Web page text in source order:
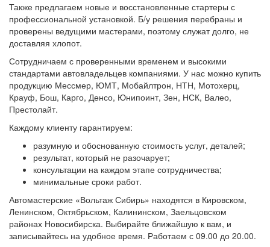
Также предлагаем новые и восстановленные стартеры с
профессиональной установкой. Б/у решения перебраны и
проверены ведущими мастерами, поэтому служат долго, не
доставляя хлопот.
Сотрудничаем с проверенными временем и высокими
стандартами автовладельцев компаниями. У нас можно купить
продукцию Мессмер, ЮМТ, Мобайлтрон, НТН, Мотохерц,
Крауф, Бош, Карго, Денсо, Юнипоинт, Зен, НСК, Валео,
Престолайт.
Каждому клиенту гарантируем:
разумную и обоснованную стоимость услуг, деталей;
результат, который не разочарует;
консультации на каждом этапе сотрудничества;
минимальные сроки работ.
Автомастерские «Вольтаж Сибирь» находятся в Кировском,
Ленинском, Октябрьском, Калининском, Заельцовском
районах Новосибирска. Выбирайте ближайшую к вам, и
записывайтесь на удобное время. Работаем с 09.00 до 20.00.